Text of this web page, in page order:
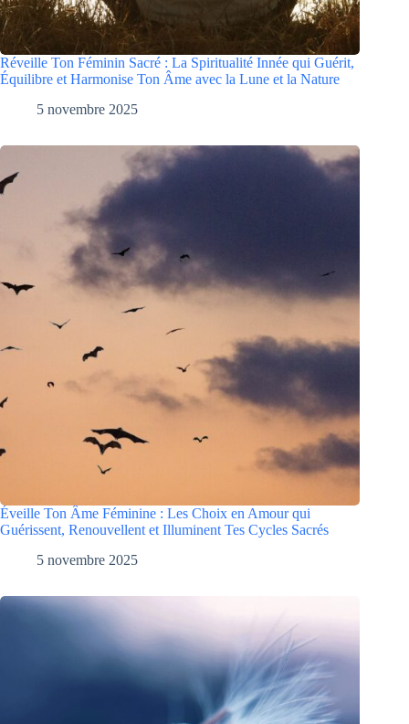
Réveille Ton Féminin Sacré : La Spiritualité Innée qui Guérit,
Équilibre et Harmonise Ton Âme avec la Lune et la Nature
5 novembre 2025
Éveille Ton Âme Féminine : Les Choix en Amour qui
Guérissent, Renouvellent et Illuminent Tes Cycles Sacrés
5 novembre 2025